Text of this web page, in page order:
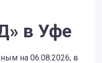
в Уфе
на 06.08.2026, в